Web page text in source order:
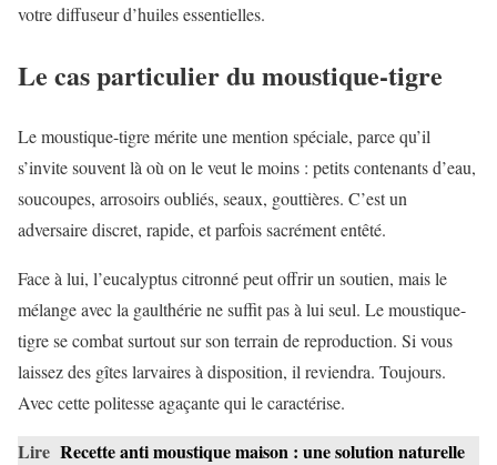
votre diffuseur d’huiles essentielles.
Le cas particulier du moustique-tigre
Le moustique-tigre mérite une mention spéciale, parce qu’il
s’invite souvent là où on le veut le moins : petits contenants d’eau,
soucoupes, arrosoirs oubliés, seaux, gouttières. C’est un
adversaire discret, rapide, et parfois sacrément entêté.
Face à lui, l’eucalyptus citronné peut offrir un soutien, mais le
mélange avec la gaulthérie ne suffit pas à lui seul. Le moustique-
tigre se combat surtout sur son terrain de reproduction. Si vous
laissez des gîtes larvaires à disposition, il reviendra. Toujours.
Avec cette politesse agaçante qui le caractérise.
Lire Recette anti moustique maison : une solution naturelle